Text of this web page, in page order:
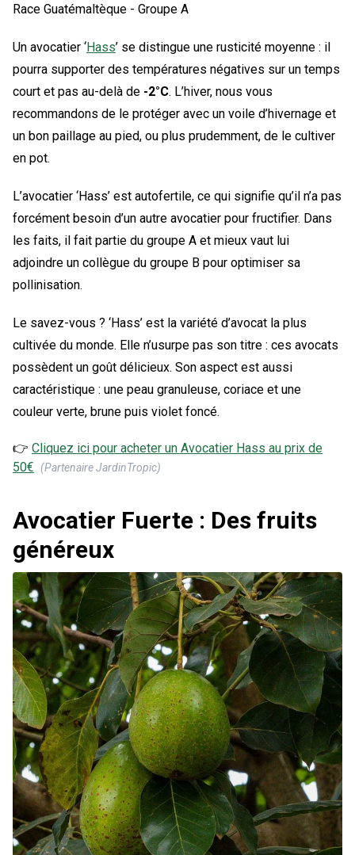
Race Guatémaltèque - Groupe A
Un avocatier ‘Hass’ se distingue une rusticité moyenne : il
pourra supporter des températures négatives sur un temps
court et pas au-delà de -2°C. L’hiver, nous vous
recommandons de le protéger avec un voile d’hivernage et
un bon paillage au pied, ou plus prudemment, de le cultiver
en pot.
L’avocatier ‘Hass’ est autofertile, ce qui signifie qu’il n’a pas
forcément besoin d’un autre avocatier pour fructifier. Dans
les faits, il fait partie du groupe A et mieux vaut lui
adjoindre un collègue du groupe B pour optimiser sa
pollinisation.
Le savez-vous ? ‘Hass’ est la variété d’avocat la plus
cultivée du monde. Elle n’usurpe pas son titre : ces avocats
possèdent un goût délicieux. Son aspect est aussi
caractéristique : une peau granuleuse, coriace et une
couleur verte, brune puis violet foncé.
👉 Cliquez ici pour acheter un Avocatier Hass au prix de
50€ (Partenaire JardinTropic)
Avocatier Fuerte : Des fruits
généreux